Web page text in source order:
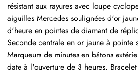
résistant aux rayures avec loupe
aiguilles Mercedes soulignées d'or
d'heure en pointes de diamant de
Seconde centrale en or jaune à pointe
Marqueurs de minutes en bâtons
date à l'ouverture de 3 heures.